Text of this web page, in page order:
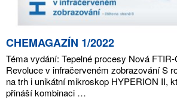
CHEMAGAZÍN 1/2022
Téma vydání: Tepelné procesy Nová
Revoluce v infračerveném zobrazování S
na trh i unikátní mikroskop HYPERION II,
přináší kombinaci …